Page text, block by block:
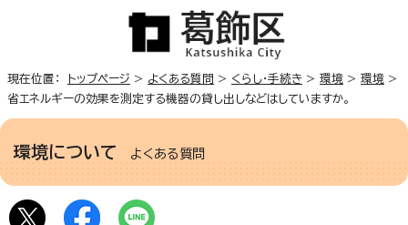
現在位置： トップページ > よくある質問 > くらし・手続き > 環境 > 環境 >
省エネルギーの効果を測定する機器の貸し出しなどはしていますか。
環境について よくある質問